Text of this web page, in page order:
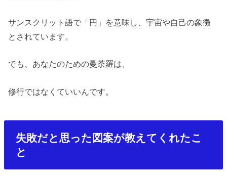
サンスクリット語で「円」を意味し、宇宙や自己の象徴
とされています。
でも、あなたのための曼荼羅は、
修行ではなくていいんです。
失敗だと思った図案が教えてくれたこ
と